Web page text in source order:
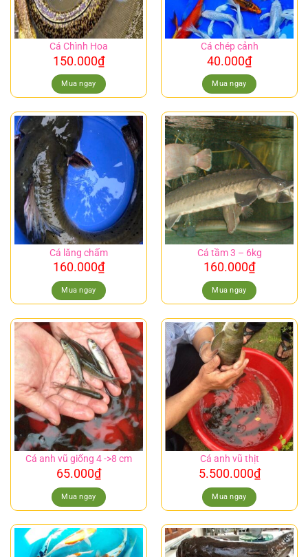
Cá Chình Hoa
150.000₫
Mua ngay
Cá chép cảnh
40.000₫
Mua ngay
Cá lăng chấm
160.000₫
Mua ngay
Cá tầm 3 – 6kg
160.000₫
Mua ngay
Cá anh vũ giống 4 ->8 cm
65.000₫
Mua ngay
Cá anh vũ thịt
5.500.000₫
Mua ngay